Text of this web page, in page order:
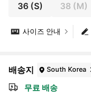
36(S) 38 (M)
사이즈 안내
배송지 South Korea
무료 배송